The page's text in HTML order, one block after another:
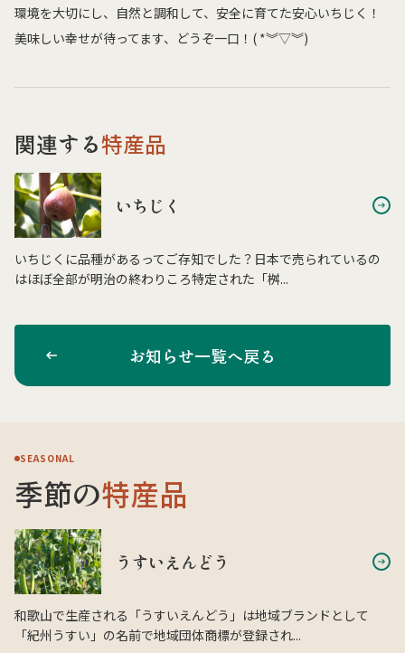
環境を大切にし、自然と調和して、安全に育てた安心いちじく！
美味しい幸せが待ってます、どうぞ一口！( *︾▽︾)
関連する特産品
いちじく
いちじくに品種があるってご存知でした？日本で売られているの
はほぼ全部が明治の終わりころ特定された「桝...
お知らせ一覧へ戻る
SEASONAL
季節の特産品
うすいえんどう
和歌山で生産される「うすいえんどう」は地域ブランドとして
「紀州うすい」の名前で地域団体商標が登録され...